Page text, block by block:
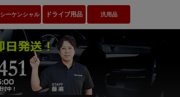
シーケンシャル ドライブ用品 汎用品